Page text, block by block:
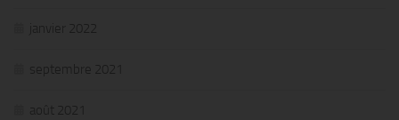
janvier 2022
septembre 2021
août 2021